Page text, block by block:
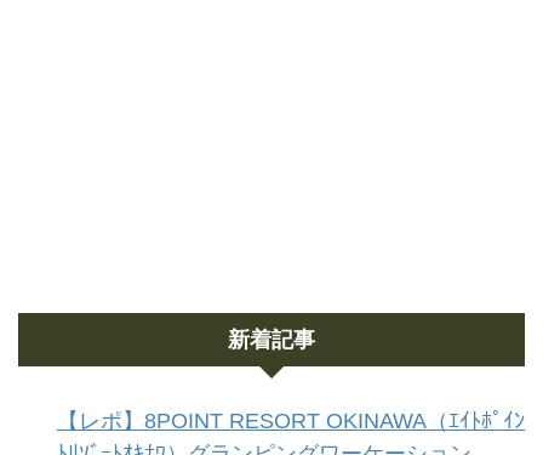
新着記事
【レポ】8POINT RESORT OKINAWA（ｴｲﾄﾎﾟｲﾝ